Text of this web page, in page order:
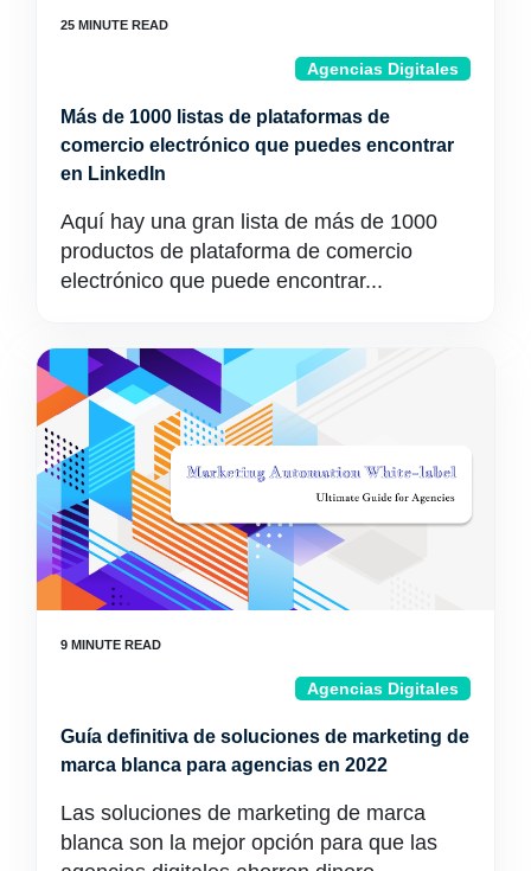
Agencias Digitales
Más de 1000 listas de plataformas de
comercio electrónico que puedes encontrar
en LinkedIn
Aquí hay una gran lista de más de 1000
productos de plataforma de comercio
electrónico que puede encontrar...
Agencias Digitales
Guía definitiva de soluciones de marketing de
marca blanca para agencias en 2022
Las soluciones de marketing de marca
blanca son la mejor opción para que las